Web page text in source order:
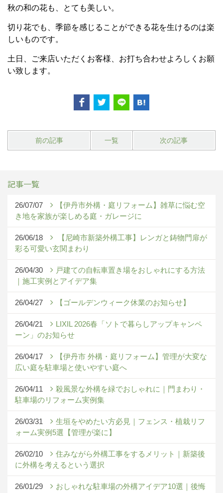
秋の和の花も、とても美しい。
切り花でも、季節を感じることができる花を生けるのは楽
しいものです。
土日、ご来店いただくお客様、お打ち合わせよろしくお願
い致します。
前の記事 一覧 次の記事
記事一覧
26/07/07
【伊丹市外構・庭リフォーム】雑草に悩む空
き地を家族が楽しめる庭・ガレージに
26/06/18
【尼崎市新築外構工事】レンガと鋳物門扉が
彩る可愛い玄関まわり
26/04/30
戸建ての自転車置き場をおしゃれにする方法
｜施工実例とアイデア集
26/04/27 【ゴールデンウィーク休業のお知らせ】
26/04/21
LIXIL 2026春「ソトで暮らしアップキャンペ
ーン」のお知らせ
26/04/17
【伊丹市 外構・庭リフォーム】管理が大変な
広い庭を駐車場と使いやすい庭へ
26/04/11
殺風景な外構を緑でおしゃれに｜門まわり・
駐車場のリフォーム実例集
26/03/31
生垣をやめたい方必見｜フェンス・植栽リフ
ォーム実例5選【管理が楽に】
26/02/10
住みながら外構工事をするメリット｜新築後
に外構を考えるという選択
26/01/29
おしゃれな駐車場の外構アイデア10選｜後悔